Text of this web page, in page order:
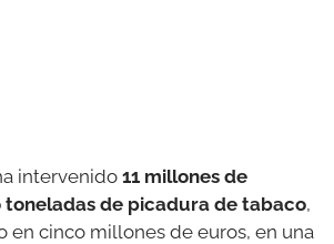
intervenido 11 millones de
de picadura de tabaco,
en cinco millones de euros, en una